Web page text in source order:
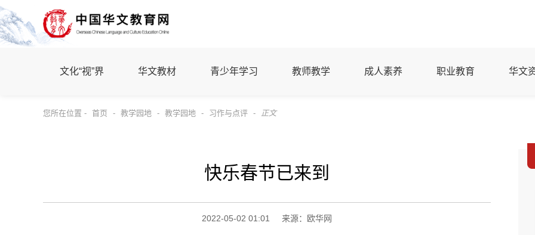
文化“视”界 华文教材 青少年学习 教师教学 成人素养 职业教育 华文
您所在位置 - 首页 - 教学园地 - 教学园地 - 习作与点评 - 正文
快乐春节已来到
2022-05-02 01:01 来源：欧华网